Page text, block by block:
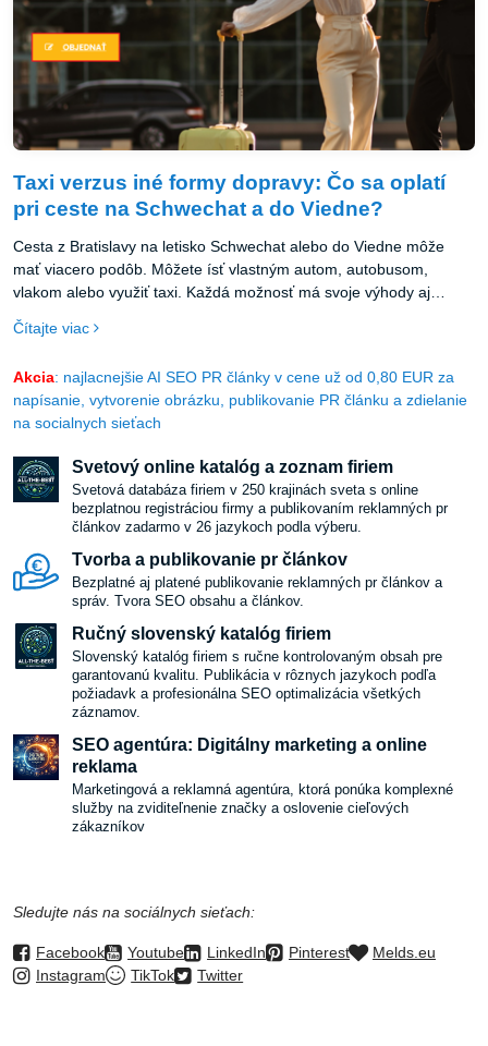
Taxi verzus iné formy dopravy: Čo sa oplatí
pri ceste na Schwechat a do Viedne?
Cesta z Bratislavy na letisko Schwechat alebo do Viedne môže
mať viacero podôb. Môžete ísť vlastným autom, autobusom,
vlakom alebo využiť taxi. Každá možnosť má svoje výhody aj
Čítajte viac
Akcia: najlacnejšie AI SEO PR články v cene už od 0,80 EUR za
napísanie, vytvorenie obrázku, publikovanie PR článku a zdielanie
na socialnych sieťach
Svetový online katalóg a zoznam firiem
Svetová databáza firiem v 250 krajinách sveta s online
bezplatnou registráciou firmy a publikovaním reklamných pr
článkov zadarmo v 26 jazykoch podla výberu.
Tvorba a publikovanie pr článkov
Bezplatné aj platené publikovanie reklamných pr článkov a
správ. Tvora SEO obsahu a článkov.
Ručný slovenský katalóg firiem
Slovenský katalóg firiem s ručne kontrolovaným obsah pre
garantovanú kvalitu. Publikácia v rôznych jazykoch podľa
požiadavk a profesionálna SEO optimalizácia všetkých
záznamov.
SEO agentúra: Digitálny marketing a online
reklama
Marketingová a reklamná agentúra, ktorá ponúka komplexné
služby na zviditeľnenie značky a oslovenie cieľových
zákazníkov
Sledujte nás na sociálnych sieťach:
Facebook Youtube LinkedIn Pinterest
Melds.eu
Instagram
TikTok Twitter